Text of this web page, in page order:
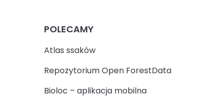
POLECAMY
Atlas ssaków
Repozytorium Open ForestData
Bioloc – aplikacja mobilna